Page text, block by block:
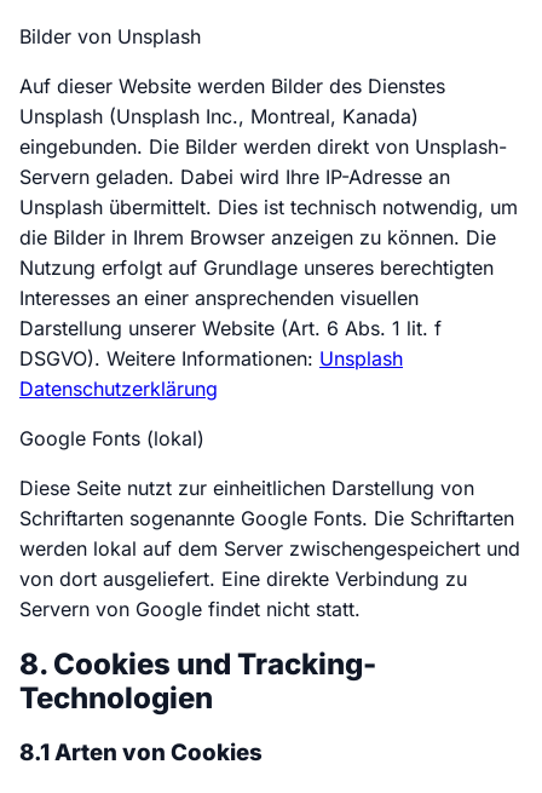
Bilder von Unsplash
Auf dieser Website werden Bilder des Dienstes
Unsplash (Unsplash Inc., Montreal, Kanada)
eingebunden. Die Bilder werden direkt von Unsplash-
Servern geladen. Dabei wird Ihre IP-Adresse an
Unsplash übermittelt. Dies ist technisch notwendig, um
die Bilder in Ihrem Browser anzeigen zu können. Die
Nutzung erfolgt auf Grundlage unseres berechtigten
Interesses an einer ansprechenden visuellen
Darstellung unserer Website (Art. 6 Abs. 1 lit. f
DSGVO). Weitere Informationen: Unsplash
Datenschutzerklärung
Google Fonts (lokal)
Diese Seite nutzt zur einheitlichen Darstellung von
Schriftarten sogenannte Google Fonts. Die Schriftarten
werden lokal auf dem Server zwischengespeichert und
von dort ausgeliefert. Eine direkte Verbindung zu
Servern von Google findet nicht statt.
8. Cookies und Tracking-
Technologien
8.1 Arten von Cookies